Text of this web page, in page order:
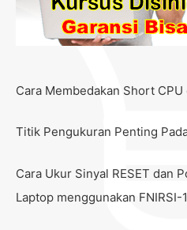
Cara Membedakan Short
Titik Pengukuran Penting
Cara Ukur Sinyal RESET dan
Laptop menggunakan FNIRSI-